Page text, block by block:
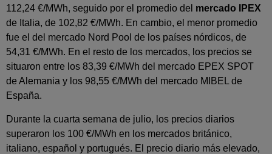
112,24 €/MWh, seguido por el promedio del mercado IPEX
de Italia, de 102,82 €/MWh. En cambio, el menor promedio
fue el del mercado Nord Pool de los países nórdicos, de
54,31 €/MWh. En el resto de los mercados, los precios se
situaron entre los 83,39 €/MWh del mercado EPEX SPOT
de Alemania y los 98,55 €/MWh del mercado MIBEL de
España.
Durante la cuarta semana de julio, los precios diarios
superaron los 100 €/MWh en los mercados británico,
italiano, español y portugués. El precio diario más elevado,